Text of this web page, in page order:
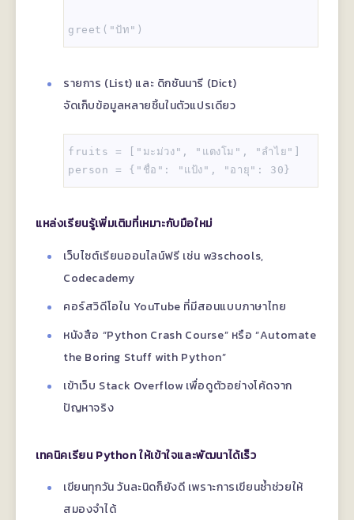
รายการ (List) และ ดิกชันนารี (Dict)
จัดเก็บข้อมูลหลายชิ้นในตัวแปรเดียว
fruits = ["มะม่วง", "แตงโม", "ลำไย"]
แหล่งเรียนรู้เพิ่มเติมที่เหมาะกับมือใหม่
เว็บไซต์เรียนออนไลน์ฟรี เช่น w3schools,
Codecademy
คอร์สวิดีโอใน YouTube ที่มีสอนแบบภาษาไทย
หนังสือ “Python Crash Course” หรือ “Automate
the Boring Stuff with Python”
เข้าเว็บ Stack Overflow เพื่อดูตัวอย่างโค้ดจาก
ปัญหาจริง
เทคนิคเรียน Python ให้เข้าใจและพัฒนาได้เร็ว
เขียนทุกวัน วันละนิดก็ยังดี เพราะการเขียนซ้ำช่วยให้
สมองจำได้